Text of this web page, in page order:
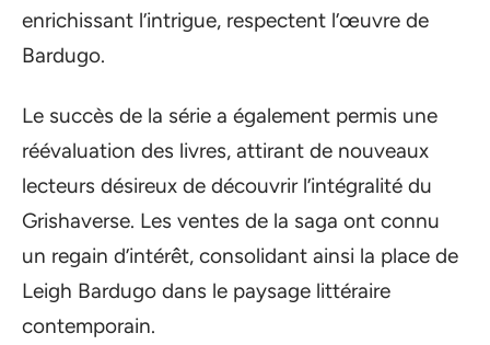
enrichissant l’intrigue, respectent l’œuvre de
Bardugo.
Le succès de la série a également permis une
réévaluation des livres, attirant de nouveaux
lecteurs désireux de découvrir l’intégralité du
Grishaverse. Les ventes de la saga ont connu
un regain d’intérêt, consolidant ainsi la place de
Leigh Bardugo dans le paysage littéraire
contemporain.